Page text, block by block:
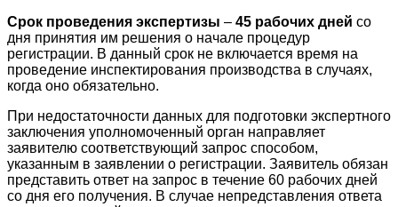
Срок проведения экспертизы – 45 рабочих дней со
дня принятия им решения о начале процедур
регистрации. В данный срок не включается время на
проведение инспектирования производства в случаях,
когда оно обязательно.
При недостаточности данных для подготовки экспертного
заключения уполномоченный орган направляет
заявителю соответствующий запрос способом,
указанным в заявлении о регистрации. Заявитель обязан
представить ответ на запрос в течение 60 рабочих дней
со дня его получения. В случае непредставления ответа